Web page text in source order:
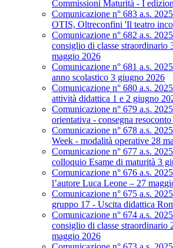
Commissioni Maturità - I
Comunicazione n° 683 a.s.
OTIS, Oltreconfini 'Il teatro
Comunicazione n° 682 a.s.
consiglio di classe straordinario
maggio 2026
Comunicazione n° 681 a.s.
anno scolastico 3 giugno 2026
Comunicazione n° 680 a.s.
attività didattica 1 e 2 giugno
Comunicazione n° 679 a.s.
orientativa - consegna
Comunicazione n° 678 a.s.
Week - modalità operative 28
Comunicazione n° 677 a.s.
colloquio Esame di maturità 3
Comunicazione n° 676 a.s.
l’autore Luca Leone – 27
Comunicazione n° 675 a.s.
gruppo 17 - Uscita didattica
Comunicazione n° 674 a.s.
consiglio di classe straordinario
maggio 2026